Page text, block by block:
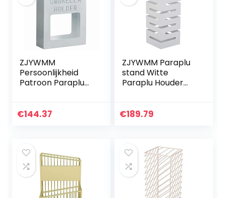
ZJYWMM
Persoonlijkheid
Patroon Paraplu
Houder, voor
€144.37
ZJYWMM Paraplu
stand Witte
Paraplu Houder
Stick Stands Met
20 In
€189.79